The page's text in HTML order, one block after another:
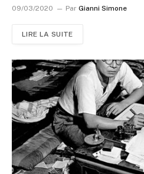
09/03/2020 Par Gianni Simone
LIRE LA SUITE